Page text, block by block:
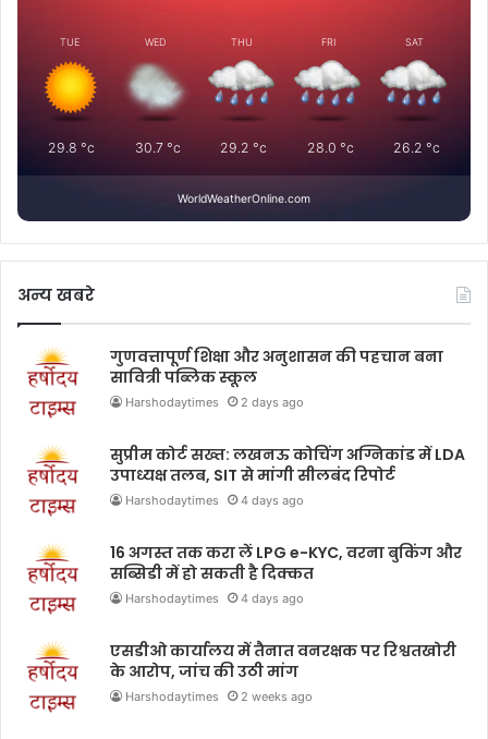
TUE
29.8 °c
WED
30.7°c
THU
29.2 °c
FRI
28.0 °c
SAT
26.2 °c
WorldWeatherOnline.com
अन्य खबरे
गुणवत्तापूर्ण शिक्षा और अनुशासन की पहचान बना
सावित्री पब्लिक स्कूल
Harshodaytimes 2 days ago
सुप्रीम कोर्ट सख्त: लखनऊ कोचिंग अग्निकांड में LDA
उपाध्यक्ष तलब, SIT से मांगी सीलबंद रिपोर्ट
Harshodaytimes 4 days ago
16 अगस्त तक करा लें LPG e-KYC, वरना बुकिंग और
सब्सिडी में हो सकती है दिक्कत
Harshodaytimes 4 days ago
एसडीओ कार्यालय में तैनात वनरक्षक पर रिश्वतखोरी
के आरोप, जांच की उठी मांग
Harshodaytimes 2 weeks ago